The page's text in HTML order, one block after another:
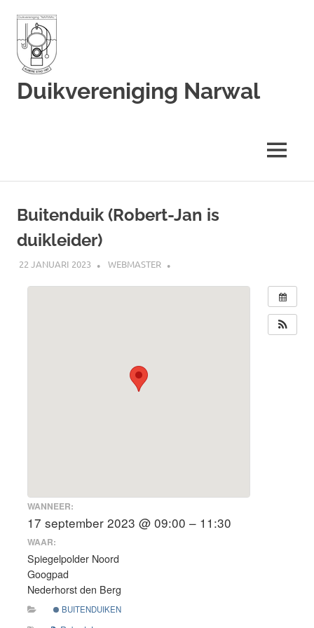
inhoud
Duikvereniging Narwal
MENU
Buitenduik (Robert-Jan is
duikleider)
22 JANUARI 2023 WEBMASTER
WANNEER:
17 september 2023 @ 09:00 – 11:30
WAAR:
Spiegelpolder Noord
Googpad
Nederhorst den Berg
BUITENDUIKEN